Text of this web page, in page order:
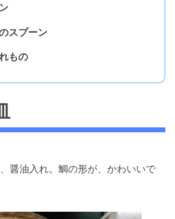
スプーン
もの
醤油入れ。鯛の形が、かわいいで